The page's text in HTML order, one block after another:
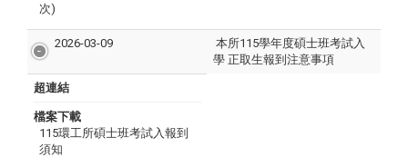
次)
2026-03-09
本所115學年度碩士班考試入
學 正取生報到注意事項
超連結
檔案下載
115環工所碩士班考試入報到
須知